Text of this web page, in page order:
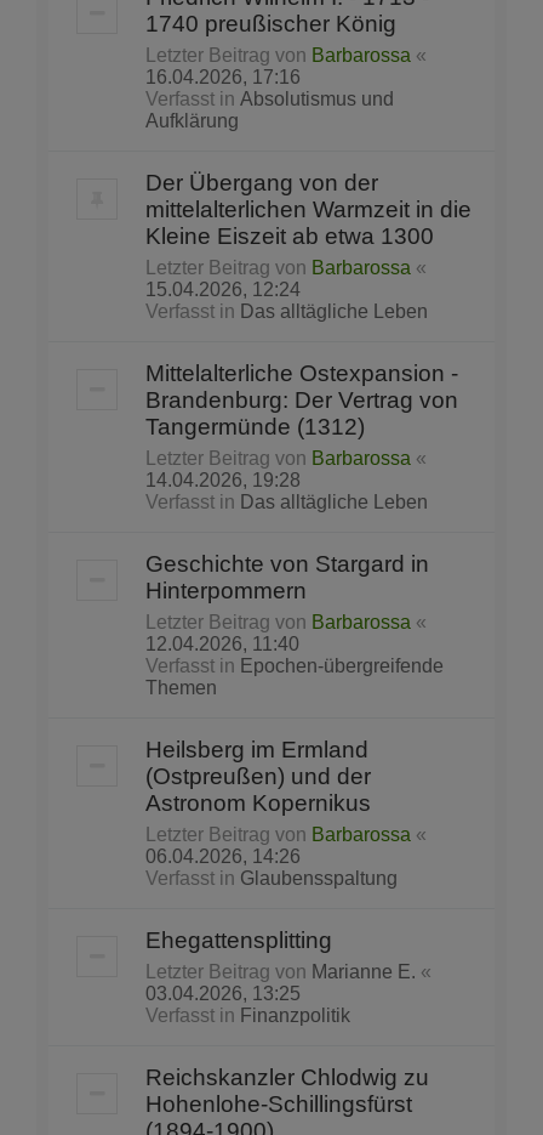
1740 preußischer König
Letzter Beitrag von Barbarossa «
16.04.2026, 17:16
Verfasst in Absolutismus und
Aufklärung
Der Übergang von der
mittelalterlichen Warmzeit in die
Kleine Eiszeit ab etwa 1300
Letzter Beitrag von Barbarossa «
15.04.2026, 12:24
Verfasst in Das alltägliche Leben
Mittelalterliche Ostexpansion -
Brandenburg: Der Vertrag von
Tangermünde (1312)
Letzter Beitrag von Barbarossa «
14.04.2026, 19:28
Verfasst in Das alltägliche Leben
Geschichte von Stargard in
Hinterpommern
Letzter Beitrag von Barbarossa «
12.04.2026, 11:40
Verfasst in Epochen-übergreifende
Themen
Heilsberg im Ermland
(Ostpreußen) und der
Astronom Kopernikus
Letzter Beitrag von Barbarossa «
06.04.2026, 14:26
Verfasst in Glaubensspaltung
Ehegattensplitting
Letzter Beitrag von Marianne E. «
03.04.2026, 13:25
Verfasst in Finanzpolitik
Reichskanzler Chlodwig zu
Hohenlohe-Schillingsfürst